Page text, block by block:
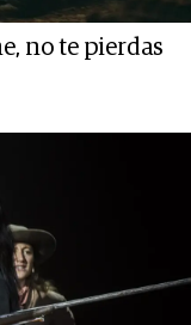
no te pierdas